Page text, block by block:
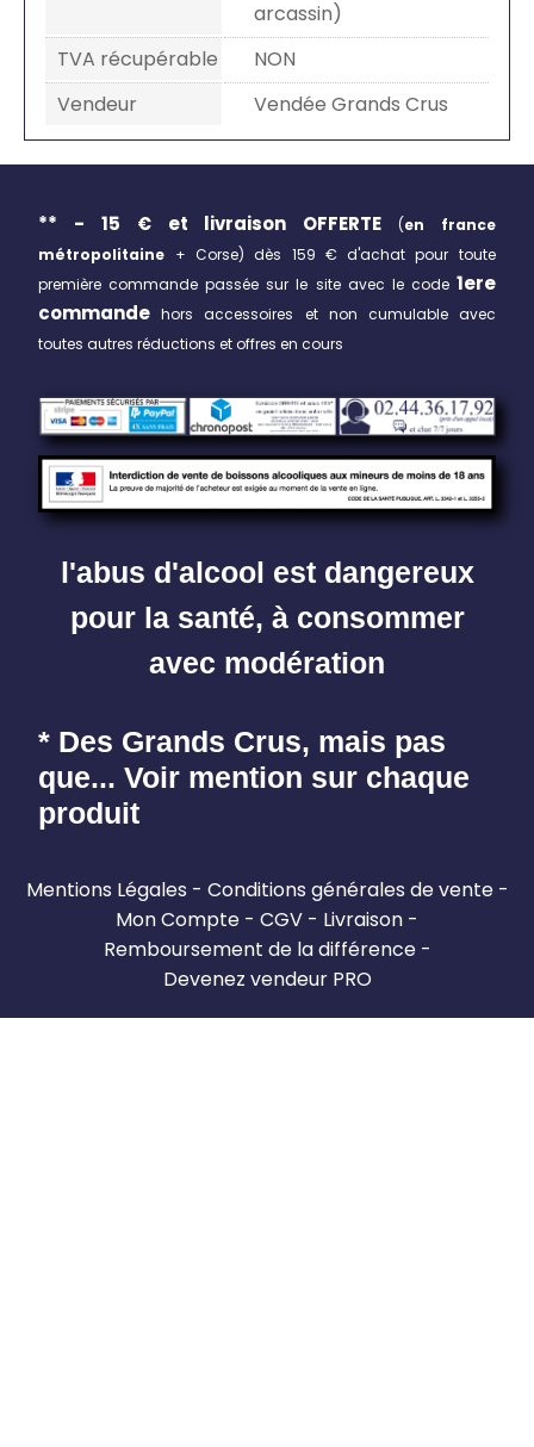
arcassin)
TVA récupérable
NON
Vendeur
Vendée Grands Crus
** - 15 € et livraison OFFERTE (en france
métropolitaine + Corse) dès 159 € d'achat pour toute
première commande passée sur le site avec le code 1ere
commande hors accessoires et non cumulable avec
toutes autres réductions et offres en cours
l'abus d'alcool est dangereux
pour la santé, à consommer
avec modération
* Des Grands Crus, mais pas
que... Voir mention sur chaque
produit
Mentions Légales
Conditions générales de vente
Mon Compte
CGV
Livraison
Remboursement de la différence
Devenez vendeur PRO